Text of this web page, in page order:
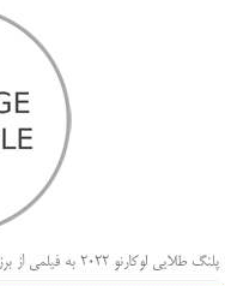
پلنگ طلایی لوکارنو ۲۰۲۲ به فیلمی از برزیل رسید